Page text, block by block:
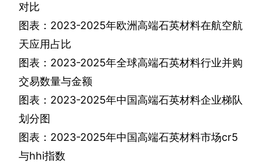
对比
图表： 2023-2025年欧洲高端石英材料在航空航
天应用占比
图表： 2023-2025年全球高端石英材料行业并购
交易数量与金额
图表： 2023-2025年中国高端石英材料企业梯队
划分图
图表： 2023-2025年中国高端石英材料市场cr5
与hhi指数